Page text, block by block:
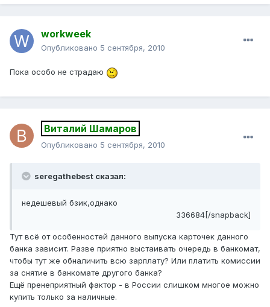
workweek
Опубликовано 5 сентября, 2010
Пока особо не страдаю
Виталий Шамаров
Опубликовано 5 сентября, 2010
seregathebest сказал:
недешевый бзик,однако
336684[/snapback]
Тут всё от особенностей данного выпуска карточек данного
банка зависит. Разве приятно выстаивать очередь в банкомат,
чтобы тут же обналичить всю зарплату? Или платить комиссии
за снятие в банкомате другого банка?
Ещё пренеприятный фактор - в России слишком многое можно
купить только за наличные.